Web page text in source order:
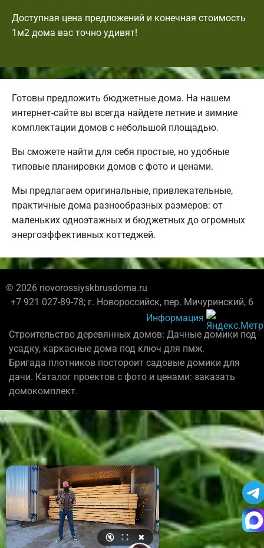
Доступная цена предложений и конечная стоимость
1м2 дома вас точно удивят!
Готовы предложить бюджетные дома. На нашем
интернет-сайте вы всегда найдете летние и зимние
комплектации домов с небольшой площадью.
Вы сможете найти для себя простые, но удобные
типовые планировки домов с фото и ценами.
Мы предлагаем оригинальные, привлекательные,
практичные дома разнообразных размеров: от
маленьких одноэтажных и бюджетных до огромных
энергоэффективных коттеджей.
© 2026 novorossiyskbrusdoma.ru
+7 921 027-89-78; г. Новороссийск, пер. Мичуринский, 6
Информация
Строительство деревянных домов: Дачные домики под
усадку, каркасные дома под ключ для пмж.
Бригада плотников постороит садовые домики для
дачи. Каталог проектов с фото и ценами: заказать
домокомплект.
🔇 ⛶ ✖